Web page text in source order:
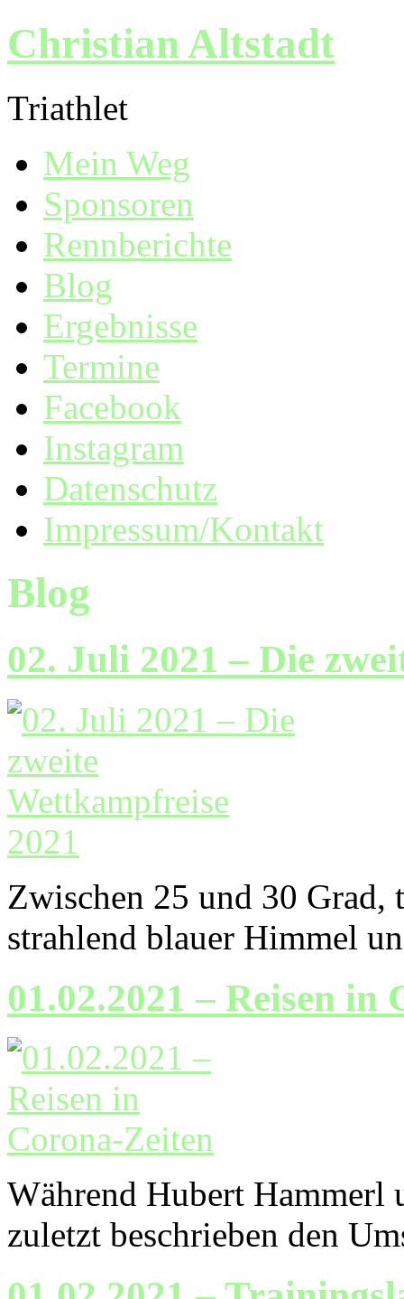
Christian Altstadt
Triathlet
Mein Weg
Sponsoren
Rennberichte
Blog
Ergebnisse
Termine
Facebook
Instagram
Datenschutz
Impressum/Kontakt
Blog
02. Juli 2021 – Die
Zwischen 25 und 30
strahlend blauer Himmel
01.02.2021 – Reisen in
Während Hubert Hammerl
zuletzt beschrieben den